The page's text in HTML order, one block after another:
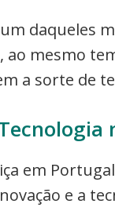
daqueles
ao mesmo
a sorte de
em
e a